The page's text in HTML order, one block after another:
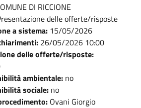
DI RICCIONE
delle offerte/risposte
a sistema: 15/05/2026
26/05/2026 10:00
delle offerte/risposte:
ambientale: no
sociale: no
Ovani Giorgio